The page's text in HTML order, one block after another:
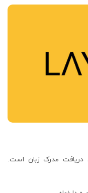
دریافت مدرک زبان است.